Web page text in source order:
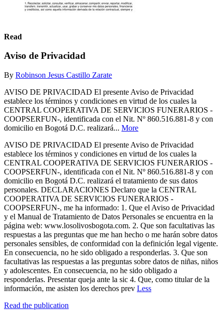
Read
Aviso de Privacidad
By Robinson Jesus Castillo Zarate
AVISO DE PRIVACIDAD El presente Aviso de Privacidad
establece los términos y condiciones en virtud de los cuales la
CENTRAL COOPERATIVA DE SERVICIOS FUNERARIOS -
COOPSERFUN-, identificada con el Nit. Nº 860.516.881-8 y con
domicilio en Bogotá D.C. realizará... More
AVISO DE PRIVACIDAD El presente Aviso de Privacidad
establece los términos y condiciones en virtud de los cuales la
CENTRAL COOPERATIVA DE SERVICIOS FUNERARIOS -
COOPSERFUN-, identificada con el Nit. Nº 860.516.881-8 y con
domicilio en Bogotá D.C. realizará el tratamiento de sus datos
personales. DECLARACIONES Declaro que la CENTRAL
COOPERATIVA DE SERVICIOS FUNERARIOS -
COOPSERFUN-, me ha informado: 1. Que el Aviso de Privacidad
y el Manual de Tratamiento de Datos Personales se encuentra en la
página web: www.losolivosbogota.com. 2. Que son facultativas las
respuestas a las preguntas que me han hecho o me harán sobre datos
personales sensibles, de conformidad con la definición legal vigente.
En consecuencia, no he sido obligado a responderlas. 3. Que son
facultativas las respuestas a las preguntas sobre datos de niñas, niños
y adolescentes. En consecuencia, no he sido obligado a
responderlas. Presentar queja ante la sic 4. Que, como titular de la
información, me asisten los derechos prev Less
Read the publication